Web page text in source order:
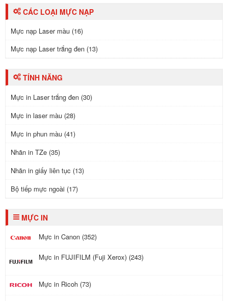
CÁC LOẠI MỰC NẠP
Mực nạp Laser màu (16)
Mực nạp Laser trắng đen (13)
TÍNH NĂNG
Mực in Laser trắng đen (30)
Mực in laser màu (28)
Mực in phun màu (41)
Nhãn in TZe (35)
Nhãn in giấy liên tục (13)
Bộ tiếp mực ngoài (17)
MỰC IN
Mực in Canon (352)
Mực in FUJIFILM (Fuji Xerox) (243)
Mực in Ricoh (73)